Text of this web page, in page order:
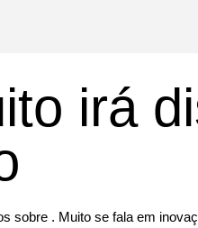
irá
sobre . Muito se fala em